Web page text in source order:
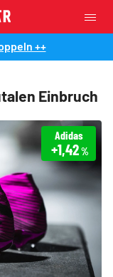
++
Einbruch
Adidas
+1,42%